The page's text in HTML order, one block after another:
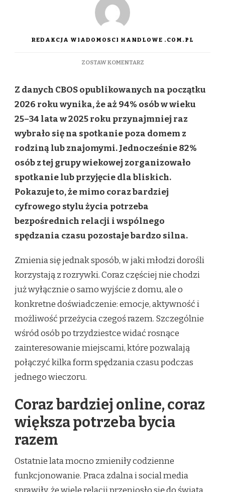
REDAKCJA WIADOMOSCI HANDLOWE .COM.PL
ZOSTAW KOMENTARZDO
JUŻ
NIE
WYSTARCZA.
30-
LATKOWIE
SZUKAJĄ
EMOCJI
WSPÓLNYCH
DOŚWIADCZEŃ
Z danych CBOS opublikowanych na początku
2026 roku wynika, że aż 94% osób w wieku
25–34 lata w 2025 roku przynajmniej raz
wybrało się na spotkanie poza domem z
rodziną lub znajomymi. Jednocześnie 82%
osób z tej grupy wiekowej zorganizowało
spotkanie lub przyjęcie dla bliskich.
Pokazuje to, że mimo coraz bardziej
cyfrowego stylu życia potrzeba
bezpośrednich relacji i wspólnego
spędzania czasu pozostaje bardzo silna.
Zmienia się jednak sposób, w jaki młodzi dorośli
korzystają z rozrywki. Coraz częściej nie chodzi
już wyłącznie o samo wyjście z domu, ale o
konkretne doświadczenie: emocje, aktywność i
możliwość przeżycia czegoś razem. Szczególnie
wśród osób po trzydziestce widać rosnące
zainteresowanie miejscami, które pozwalają
połączyć kilka form spędzania czasu podczas
jednego wieczoru.
Coraz bardziej online, coraz
większa potrzeba bycia
razem
Ostatnie lata mocno zmieniły codzienne
funkcjonowanie. Praca zdalna i social media